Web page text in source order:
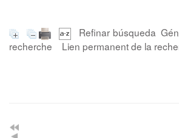
Refinar búsqueda
recherche
Lien permanent de la